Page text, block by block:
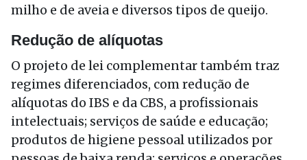
milho e de aveia e diversos tipos de queijo.
Redução de alíquotas
O projeto de lei complementar também traz
regimes diferenciados, com redução de
alíquotas do IBS e da CBS, a profissionais
intelectuais; serviços de saúde e educação;
produtos de higiene pessoal utilizados por